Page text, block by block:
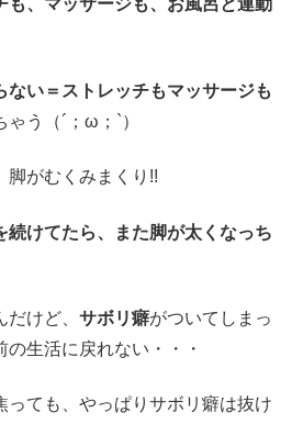
も、マッサージも、お風呂と連動
ない＝ストレッチもマッサージも
う（´；ω；`）
脚がむくみまくり!!
続けてたら、また脚が太くなっち
けど、 サボリ癖がついてしまっ
生活に戻れない・・・
っても、やっぱりサボリ癖は抜け